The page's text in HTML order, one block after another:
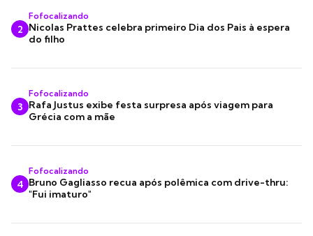
2
Fofocalizando
Nicolas Prattes celebra primeiro Dia dos Pais à espera
do filho
3
Fofocalizando
Rafa Justus exibe festa surpresa após viagem para
Grécia com a mãe
4
Fofocalizando
Bruno Gagliasso recua após polêmica com drive-thru:
"Fui imaturo"